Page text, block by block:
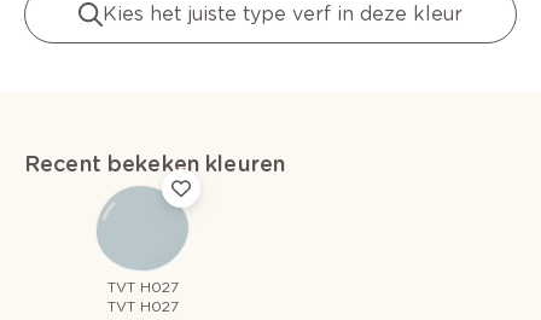
Kies het juiste type verf in deze kleur
Recent bekeken kleuren
TVT H027
TVT H027